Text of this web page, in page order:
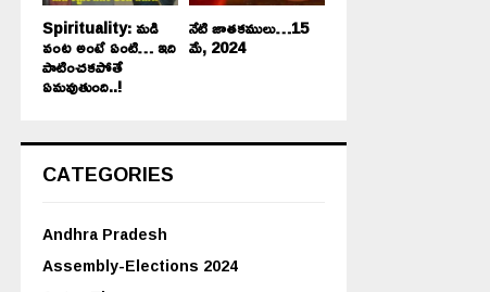
Spirituality: మడి
వంట అంటే ఏంటి… ఇది
పాటించకపోతే
ఏమవుతుంది..!
నేటి జాతకములు…15
మే, 2024
CATEGORIES
Andhra Pradesh
Assembly-Elections 2024